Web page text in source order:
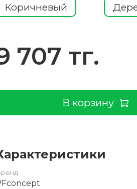
Коричневый
707 тг.
В корзину